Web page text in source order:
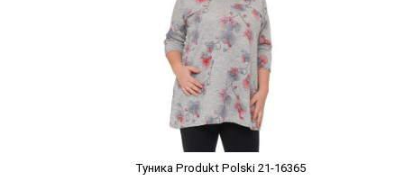
Туника Produkt Polski 21-16365